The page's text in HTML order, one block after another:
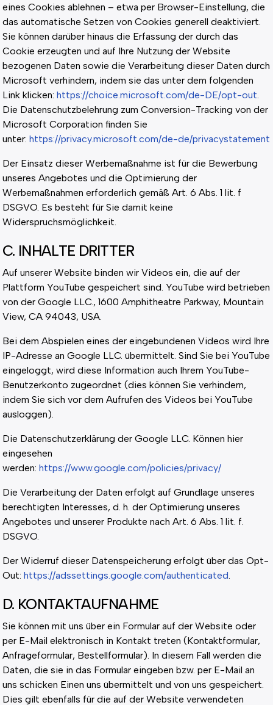
eines Cookies ablehnen – etwa per Browser-Einstellung, die
das automatische Setzen von Cookies generell deaktiviert.
Sie können darüber hinaus die Erfassung der durch das
Cookie erzeugten und auf Ihre Nutzung der Website
bezogenen Daten sowie die Verarbeitung dieser Daten durch
Microsoft verhindern, indem sie das unter dem folgenden
Link klicken: https://choice.microsoft.com/de-DE/opt-out
Die Datenschutzbelehrung zum Conversion-Tracking von der
Microsoft Corporation finden Sie
unter: https://privacy.microsoft.com/de-de/privacystatement
Der Einsatz dieser Werbemaßnahme ist für die Bewerbung
unseres Angebotes und die Optimierung der
Werbemaßnahmen erforderlich gemäß Art. 6 Abs. 1 lit. f
DSGVO. Es besteht für Sie damit keine
Widerspruchsmöglichkeit.
C. INHALTE DRITTER
Auf unserer Website binden wir Videos ein, die auf der
Plattform YouTube gespeichert sind. YouTube wird betrieben
von der Google LLC., 1600 Amphitheatre Parkway, Mountain
View, CA 94043, USA.
Bei dem Abspielen eines der eingebundenen Videos wird Ihre
IP-Adresse an Google LLC. übermittelt. Sind Sie bei YouTube
eingeloggt, wird diese Information auch Ihrem YouTube-
Benutzerkonto zugeordnet (dies können Sie verhindern,
indem Sie sich vor dem Aufrufen des Videos bei YouTube
ausloggen).
Die Datenschutzerklärung der Google LLC. Können hier
eingesehen
werden: https://www.google.com/policies/privacy/
Die Verarbeitung der Daten erfolgt auf Grundlage unseres
berechtigten Interesses, d. h. der Optimierung unseres
Angebotes und unserer Produkte nach Art. 6 Abs. 1 lit. f.
DSGVO.
Der Widerruf dieser Datenspeicherung erfolgt über das Opt-
Out: https://adssettings.google.com/authenticated
D. KONTAKTAUFNAHME
Sie können mit uns über ein Formular auf der Website oder
per E-Mail elektronisch in Kontakt treten (Kontaktformular,
Anfrageformular, Bestellformular). In diesem Fall werden die
Daten, die sie in das Formular eingeben bzw. per E-Mail an
uns schicken Einen uns übermittelt und von uns gespeichert.
Dies gilt ebenfalls für die auf der Website verwendeten